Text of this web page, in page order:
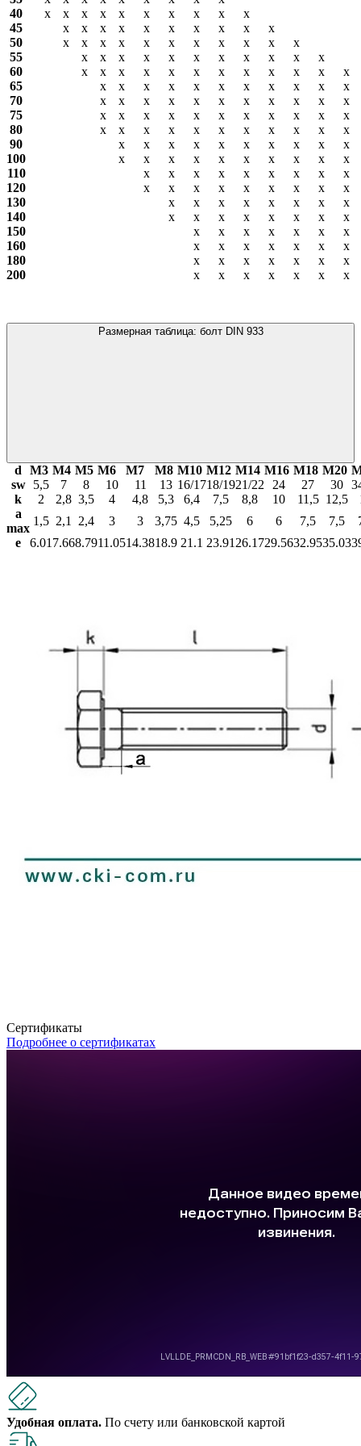
40
х х х х х х х х х
х
45
х х х х х х х х х
х
50
х х х х х х х х х х
х
55
х х х х х х х х х х
х
60
х х х х х х х х х х х
х
65
х х х х х х х х х х
х
70
х х х х х х х х х х
х
75
х х х х х х х х х х
х
80
х х х х х х х х х х
х
90
х х х х х х х х х
х
100
х х х х х х х х х
х
110
х х х х х х х х
х
120
х х х х х х х х
х
130
х х х х х х х
х
140
х х х х х х х
х
150
х х х х х х
х
160
х х х х х х
х
180
х х х х х х
х
200
х х х х х х х
Размерная таблица: болт DIN 933
d М3 М4 М5 М6 М7 М8 М10 М12 М14 М16 М18 М20
sw
5,5 7 8 10 11 13 16/1718/1921/22 24 27 30
k
2 2,8 3,5 4 4,8 5,3 6,4 7,5 8,8 10 11,5 12,5
a
max
1,5 2,1 2,4 3 3 3,75 4,5 5,25 6 6 7,5 7,5
e
6.01 7.668.7911.0514.3818.9 21.1 23.91 26.1729.5632.9535.03
Сертификаты
Подробнее о сертификатах
Удобная оплата. По счету или банковской картой